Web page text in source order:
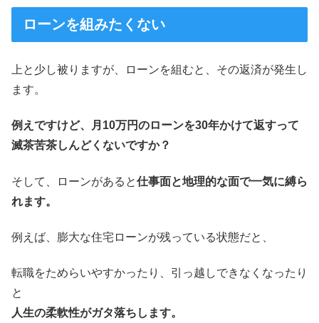
ローンを組みたくない
上と少し被りますが、ローンを組むと、その返済が発生し
ます。
例えですけど、月10万円のローンを30年かけて返すって
滅茶苦茶しんどくないですか？
そして、ローンがあると仕事面と地理的な面で一気に縛ら
れます。
例えば、膨大な住宅ローンが残っている状態だと、
転職をためらいやすかったり、引っ越しできなくなったり
と
人生の柔軟性がガタ落ちします。